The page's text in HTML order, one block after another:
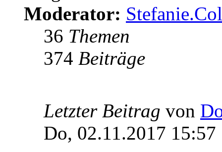
Moderator:
36 Themen
374 Beiträge
Letzter Beitrag von
Do, 02.11.2017 15:57